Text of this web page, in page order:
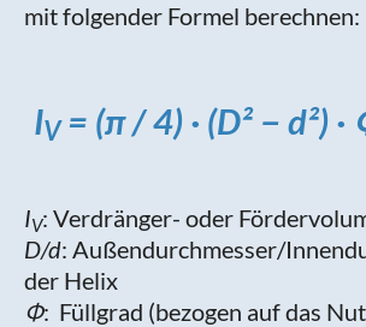
mit folgender Formel berechnen:
IV= (π / 4) · (D² − d²) ·
IV: Verdränger- oder
D/d: Außendurchmesser/
der Helix
Φ: Füllgrad (bezogen auf das